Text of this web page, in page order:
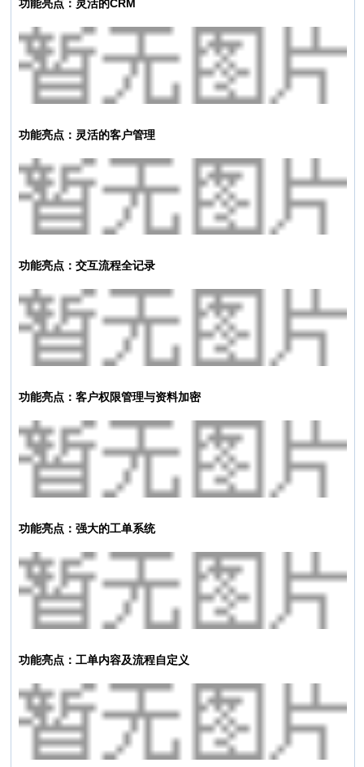
功能亮点：灵活的CRM
功能亮点：灵活的客户管理
功能亮点：交互流程全记录
功能亮点：客户权限管理与资料加密
功能亮点：强大的工单系统
功能亮点：工单内容及流程自定义